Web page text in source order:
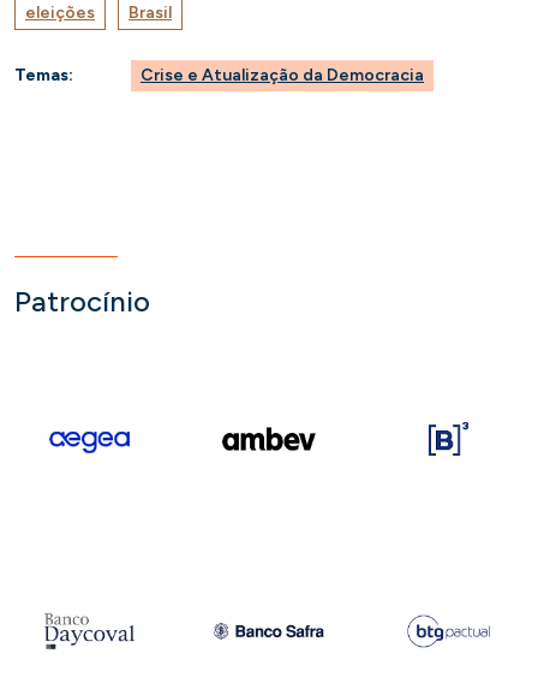
eleições Brasil
Temas: Crise e Atualização da Democracia
Patrocínio